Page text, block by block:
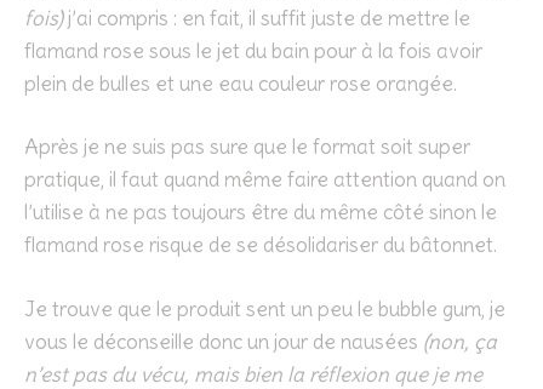
fois)j’ai compris : en fait, il suffit juste de mettre le
flamand rose sous le jet du bain pour à la fois avoir
plein de bulles et une eau couleur rose orangée.
Après je ne suis pas sure que le format soit super
pratique, il faut quand même faire attention quand on
l’utilise à ne pas toujours être du même côté sinon le
flamand rose risque de se désolidariser du bâtonnet.
Je trouve que le produit sent un peu le bubble gum, je
vous le déconseille donc un jour de nausées (non, ça
n’est pas du vécu, mais bien la réflexion que je me